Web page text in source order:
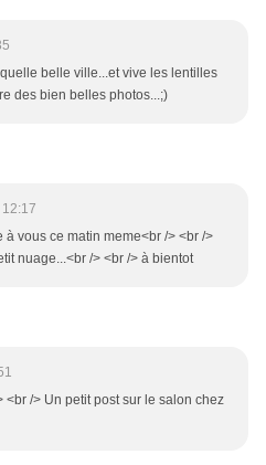
belle ville...et vive les lentilles
des bien belles photos...;)
vous ce matin meme<br /> <br />
nuage...<br /> <br /> à bientot
<br /> Un petit post sur le salon chez